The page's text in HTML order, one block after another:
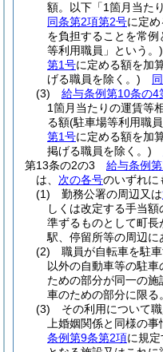
額。以下「1箇月当た
同条第2項第2号に定
を負担することを常例
等利用職員」という。)
第1号に定める額を加
げる職員を除く。)
(3)
給与条例第10条の4
1箇月当たりの運賃等
る額(駐車場等利用職
第1号に定める額を加
掲げる職員を除く。)
第13条の2の3
給与条例
は、 次の各号のいずれに
(1)
勤務公署の周辺又は
しくは改定する手当
準ずるものとして町
駅、停留所等の周辺に
(2)
職員が自転車を駐
以外の自動車等の駐
ための部分が同一の
車のための部分に限る
(3)
その利用について
上婚姻関係と同様の
条例第9条第2項に規